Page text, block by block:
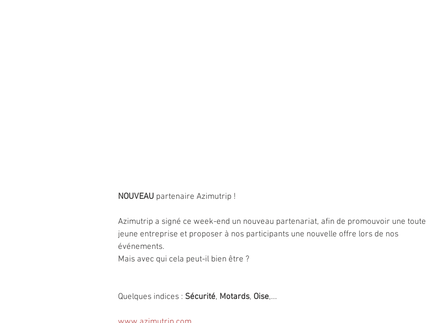
NOUVEAU partenaire Azimutrip !
Azimutrip a signé ce week-end un nouveau partenariat, afin de promouvoir une toute
jeune entreprise et proposer à nos participants une nouvelle offre lors de nos
événements.
Mais avec qui cela peut-il bien être ?
Quelques indices : Sécurité, Motards, Oise,...